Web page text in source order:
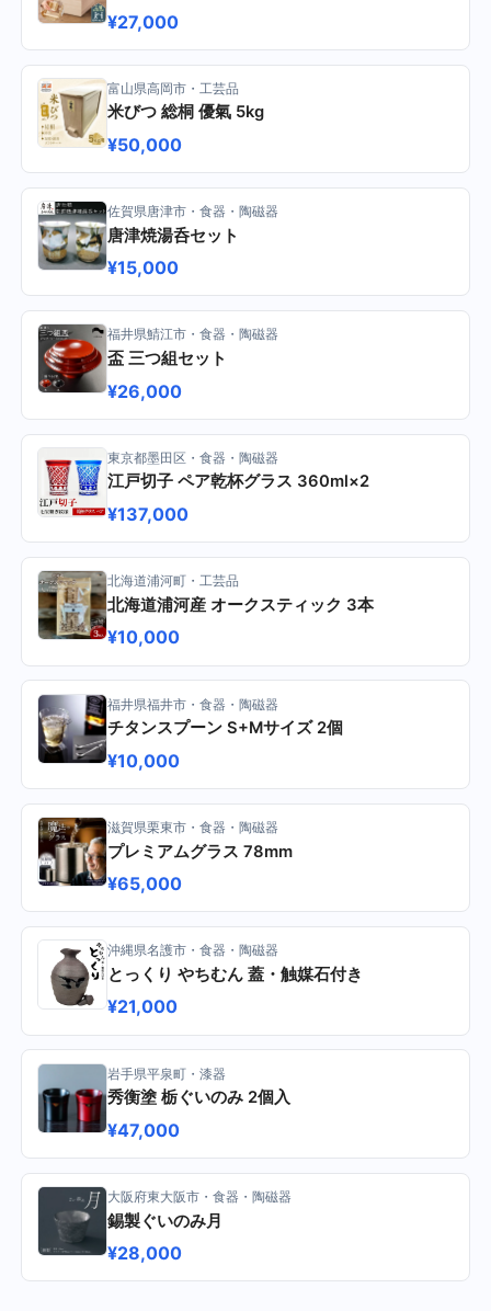
¥27,000
富山県高岡市・工芸品
米びつ 総桐 優氣 5kg
¥50,000
佐賀県唐津市・食器・陶磁器
唐津焼湯呑セット
¥15,000
福井県鯖江市・食器・陶磁器
盃 三つ組セット
¥26,000
東京都墨田区・食器・陶磁器
江戸切子 ペア乾杯グラス 360ml×2
¥137,000
北海道浦河町・工芸品
北海道浦河産 オークスティック 3本
¥10,000
福井県福井市・食器・陶磁器
チタンスプーン S+Mサイズ 2個
¥10,000
滋賀県栗東市・食器・陶磁器
プレミアムグラス 78mm
¥65,000
沖縄県名護市・食器・陶磁器
とっくり やちむん 蓋・触媒石付き
¥21,000
岩手県平泉町・漆器
秀衡塗 栃ぐいのみ 2個入
¥47,000
大阪府東大阪市・食器・陶磁器
錫製ぐいのみ月
¥28,000